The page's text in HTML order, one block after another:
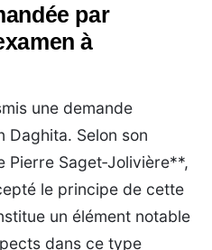
par
à
une demande
Daghita. Selon son
Saget‑Jolivière**,
le principe de cette
un élément notable
dans ce type